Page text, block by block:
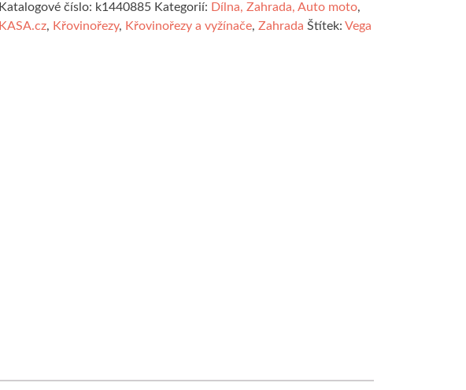
Katalogové číslo: k1440885 Kategorií: Dílna, Zahrada, Auto moto,
KASA.cz, Křovinořezy, Křovinořezy a vyžínače, Zahrada Štítek: Vega